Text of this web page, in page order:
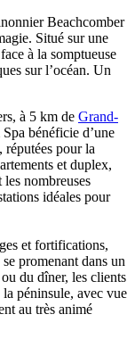
Beachcomber
Situé sur une
à la somptueuse
sur l’océan. Un
à 5 km de Grand-
bénéficie d’une
pour la
et duplex,
nombreuses
idéales pour
et fortifications,
promenant dans un
du dîner, les clients
péninsule, avec vue
au très animé